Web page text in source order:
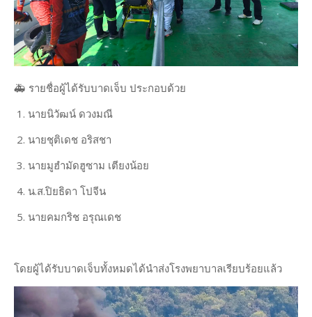
🚑 รายชื่อผู้ได้รับบาดเจ็บ ประกอบด้วย
1. นายนิวัฒน์ ดวงมณี
2. นายชุติเดช อริสชา
3. นายมูฮำมัดฮูซาม เตียงน้อย
4. น.ส.ปิยธิดา โปจีน
5. นายคมกริช อรุณเดช
โดยผู้ได้รับบาดเจ็บทั้งหมดได้นำส่งโรงพยาบาลเรียบร้อยแล้ว